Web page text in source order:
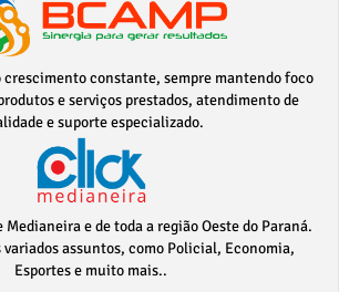
crescimento constante, sempre mantendo foco
e serviços prestados, atendimento de
e suporte especializado.
e de toda a região Oeste do Paraná.
variados assuntos, como Policial, Economia,
Esportes e muito mais..